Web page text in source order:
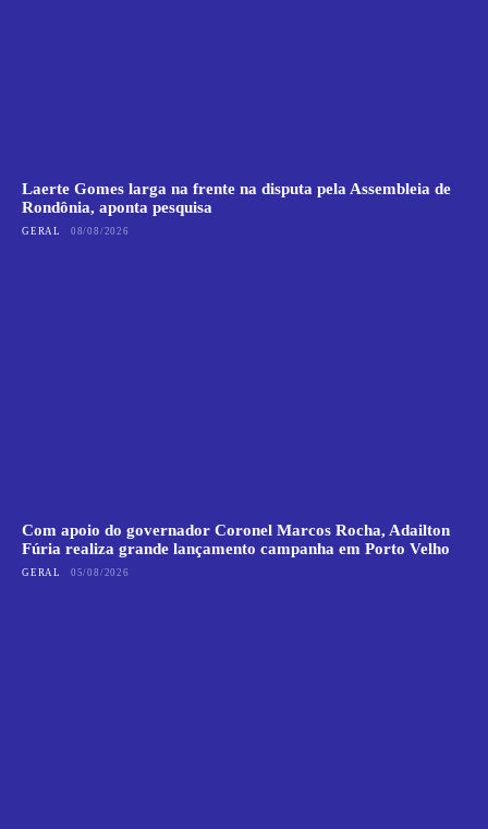
Laerte Gomes larga na frente na disputa pela Assembleia de
Rondônia, aponta pesquisa
GERAL 08/08/2026
Com apoio do governador Coronel Marcos Rocha, Adailton
Fúria realiza grande lançamento campanha em Porto Velho
GERAL 05/08/2026